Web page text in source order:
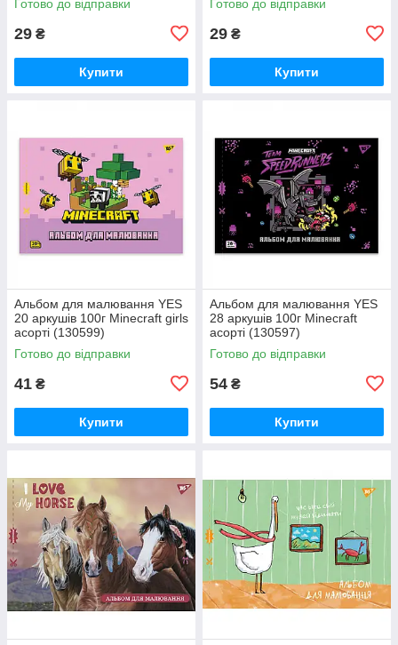
Готово до відправки
29 ₴
Купити
Готово до відправки
29 ₴
Купити
Альбом для малювання YES
20 аркушів 100г Minecraft girls
асорті (130599)
Готово до відправки
41 ₴
Купити
Альбом для малювання YES
28 аркушів 100г Minecraft
асорті (130597)
Готово до відправки
54 ₴
Купити